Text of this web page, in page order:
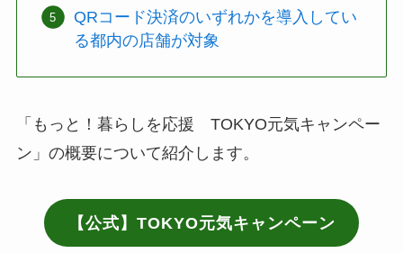
QRコード決済のいずれかを導入してい
る都内の店舗が対象
「もっと！暮らしを応援 TOKYO元気キャンペー
ン」の概要について紹介します。
【公式】TOKYO元気キャンペーン